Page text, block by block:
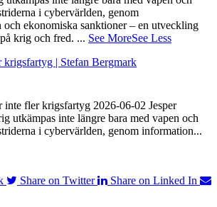
i cybervärlden, genom
ekonomiska sanktioner – en utveckling
krig och fred. ... See MoreSee Less
| Stefan Bergmark
fler krigsfartyg 2026-06-02 Jesper
utkämpas inte längre bara med vapen och
i cybervärlden, genom information...
Share on Twitter
Share on Linked In